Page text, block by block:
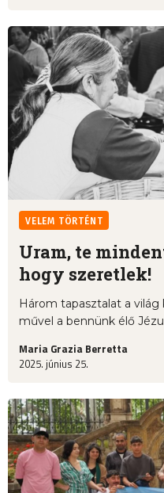
VELEM TÖRTÉNT
Uram, te
hogy szeretlek!
Három tapasztalat a
művel a bennünk élő
Maria Grazia Berretta
2025. június 25.